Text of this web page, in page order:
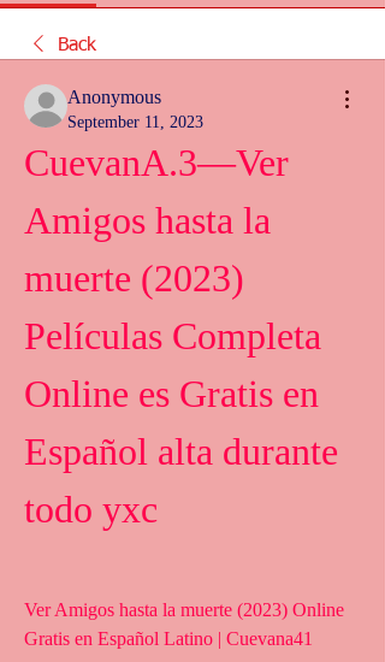
Back
Anonymous
September 11, 2023
CuevanA.3—Ver
Amigos hasta la
muerte (2023)
Películas Completa
Online es Gratis en
Español alta durante
todo yxc
Ver Amigos hasta la muerte (2023) Online
Gratis en Español Latino | Cuevana41